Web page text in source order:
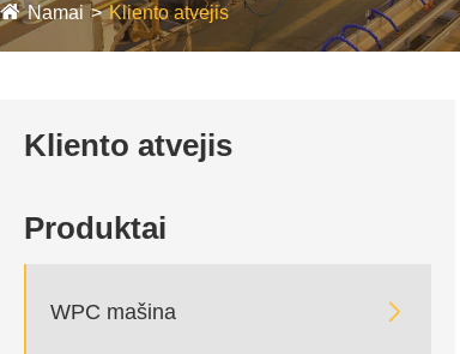
Namai Kliento atvejis
Kliento atvejis
Produktai
WPC mašina 